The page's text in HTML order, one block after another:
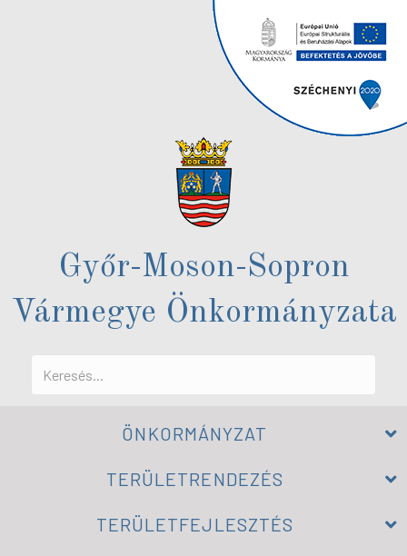
Győr-Moson-Sopron
Vármegye Önkormányzata
ÖNKORMÁNYZAT
TERÜLETRENDEZÉS
TERÜLETFEJLESZTÉS